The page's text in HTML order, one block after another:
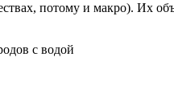
потому и макро). Их
с водой